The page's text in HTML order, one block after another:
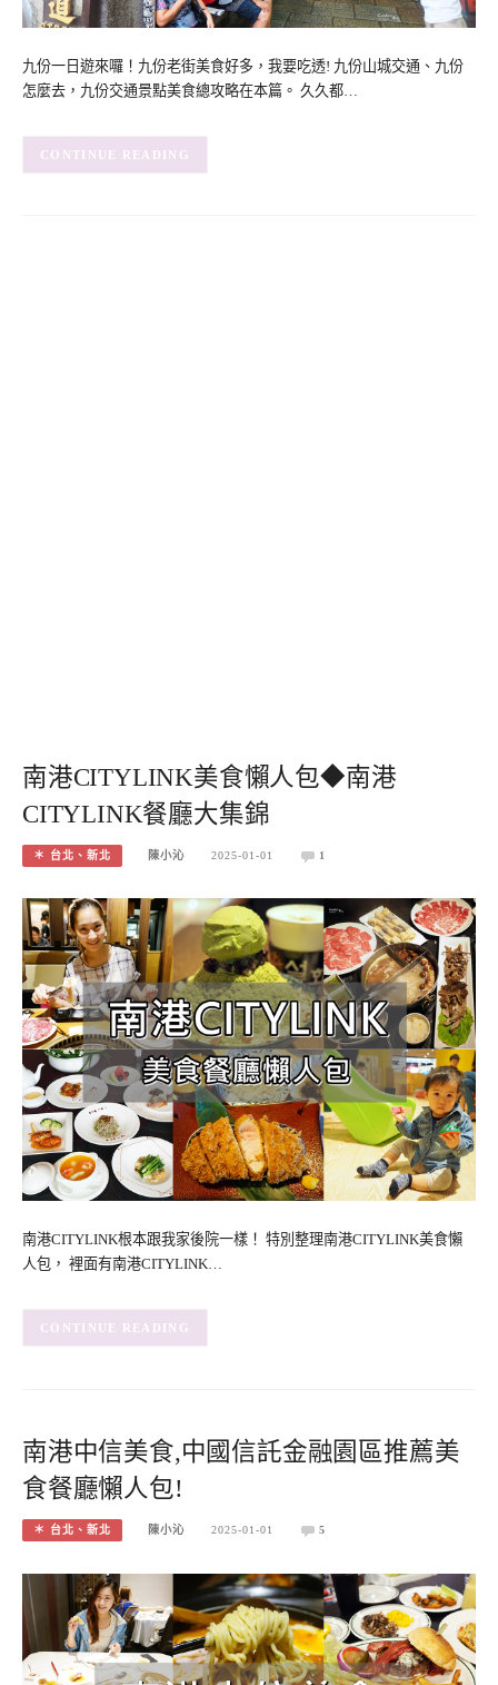
九份一日遊來囉！九份老街美食好多，我要吃透! 九份山城交通、九份
怎麼去，九份交通景點美食總攻略在本篇。 久久都…
CONTINUE READING
南港CITYLINK美食懶人包◆南港
CITYLINK餐廳大集錦
＊ 台北、新北 陳小沁 2025-01-01 1
南港CITYLINK根本跟我家後院一樣！ 特別整理南港CITYLINK美食懶
人包， 裡面有南港CITYLINK…
CONTINUE READING
南港中信美食,中國信託金融園區推薦美
食餐廳懶人包!
＊ 台北、新北 陳小沁 2025-01-01 5